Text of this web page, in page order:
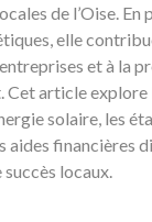
de l’Oise. En
elle
et à la
Cet article explore
solaire, les
aides financières
locaux.